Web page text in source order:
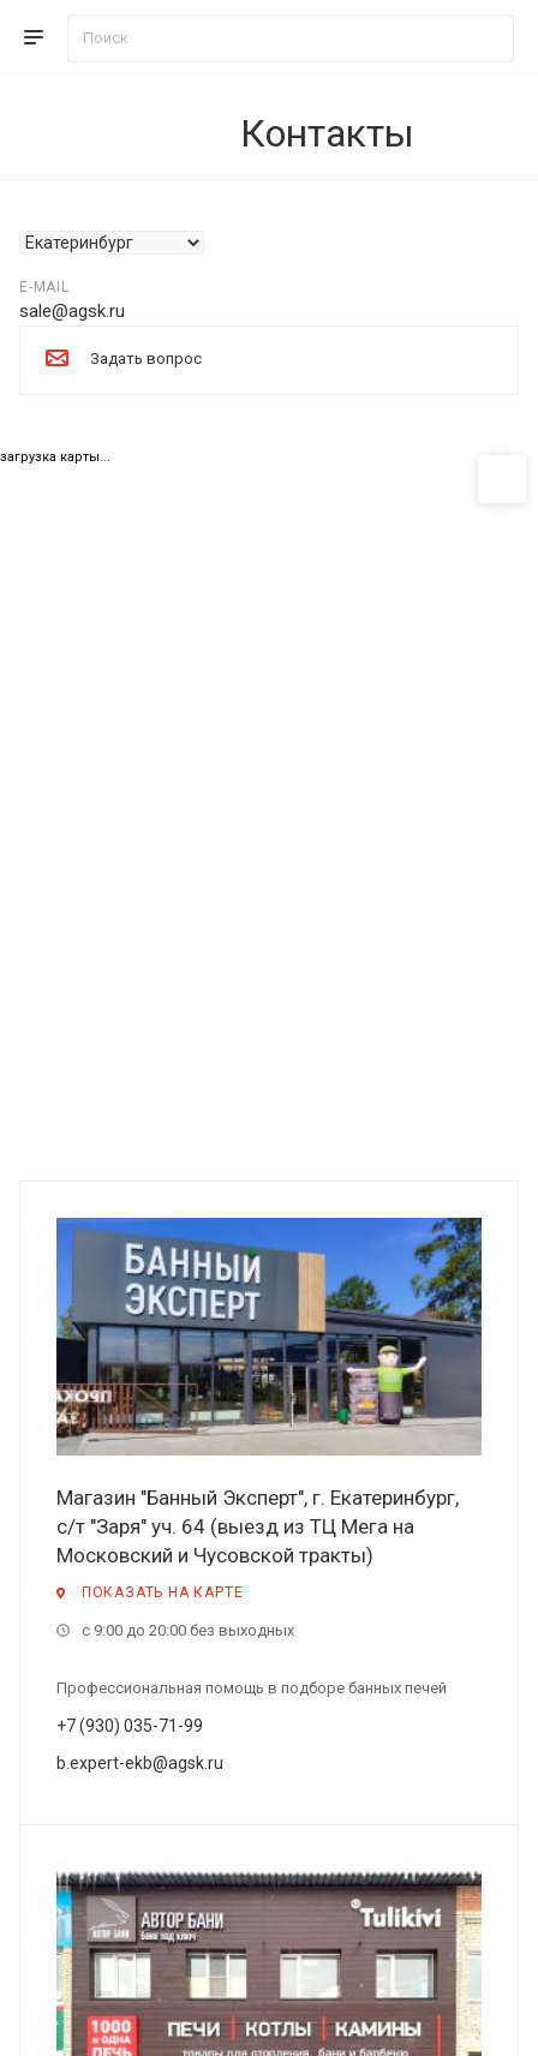
Контакты
E-MAIL
sale@agsk.ru
Задать вопрос
загрузка карты...
Магазин "Банный Эксперт", г. Екатеринбург,
с/т "Заря" уч. 64 (выезд из ТЦ Мега на
Московский и Чусовской тракты)
ПОКАЗАТЬ НА КАРТЕ
с 9:00 до 20:00 без выходных
Профессиональная помощь в подборе банных печей
+7 (930) 035-71-99
b.expert-ekb@agsk.ru